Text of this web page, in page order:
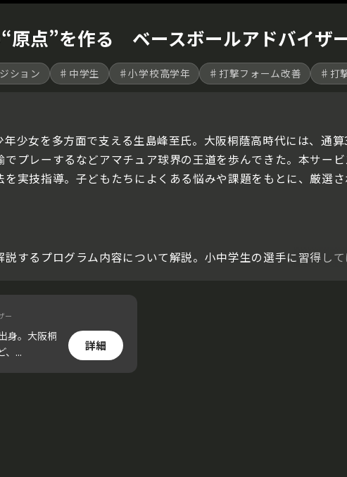
原点”を作る ベースボールアドバイザ
ション ♯中学生 ♯小学校高学年 ♯打撃フォーム改善 ♯打
少女を多方面で支える生島峰至氏。大阪桐蔭高時代には、通
プレーするなどアマチュア球界の王道を歩んできた。本サー
実技指導。子どもたちによくある悩みや課題をもとに、厳選
するプログラム内容について解説。小中学生の選手に習得し
ー
身。大阪桐
、...
詳細